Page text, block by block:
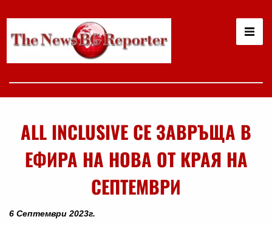
ALL INCLUSIVE СЕ ЗАВРЪЩА В
ЕФИРА НА НОВА ОТ КРАЯ НА
СЕПТЕМВРИ
6 Септември 2023г.